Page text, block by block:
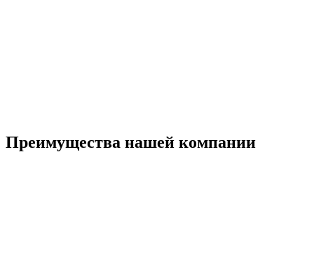
Преимущества нашей компании